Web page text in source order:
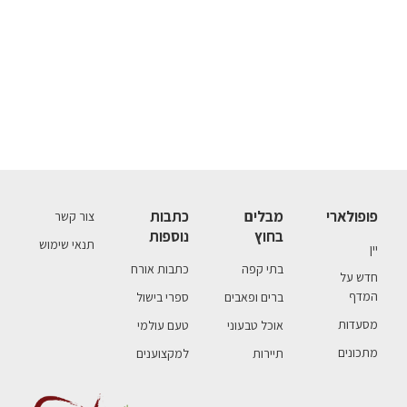
פופולארי
יין
חדש על
המדף
מסעדות
מתכונים
מבלים
בחוץ
בתי קפה
ברים ופאבים
אוכל טבעוני
תיירות
כתבות
נוספות
כתבות אורח
ספרי בישול
טעם עולמי
למקצוענים
צור קשר
תנאי שימוש